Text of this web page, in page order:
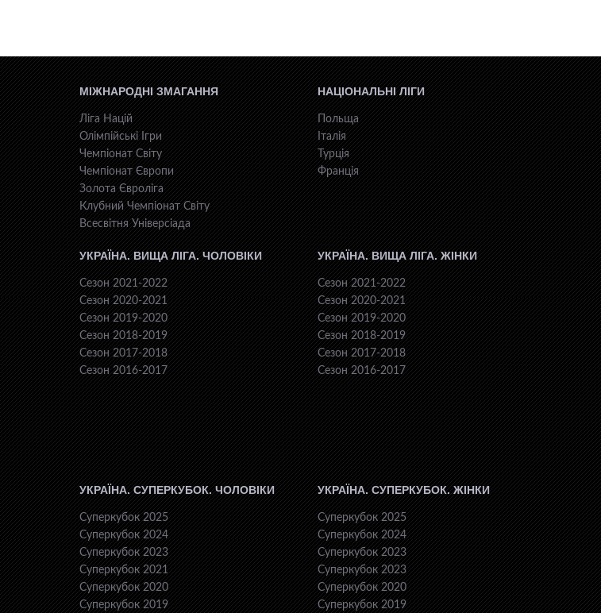
МІЖНАРОДНІ ЗМАГАННЯ
Ліга Націй
Олімпійські Ігри
Чемпіонат Світу
Чемпіонат Європи
Золота Євроліга
Клубний Чемпіонат Світу
Всесвiтня Унiверсiaда
НАЦІОНАЛЬНІ ЛІГИ
Польща
Італія
Турція
Франція
УКРАЇНА. ВИЩА ЛІГА. ЧОЛОВІКИ
Сезон 2021-2022
Сезон 2020-2021
Сезон 2019-2020
Сезон 2018-2019
Сезон 2017-2018
Сезон 2016-2017
УКРАЇНА. ВИЩА ЛІГА. ЖІНКИ
Сезон 2021-2022
Сезон 2020-2021
Сезон 2019-2020
Сезон 2018-2019
Сезон 2017-2018
Сезон 2016-2017
УКРАЇНА. СУПЕРКУБОК. ЧОЛОВІКИ
Суперкубок 2025
Суперкубок 2024
Суперкубок 2023
Суперкубок 2021
Суперкубок 2020
Суперкубок 2019
УКРАЇНА. СУПЕРКУБОК. ЖІНКИ
Суперкубок 2025
Суперкубок 2024
Суперкубок 2023
Суперкубок 2023
Суперкубок 2020
Суперкубок 2019